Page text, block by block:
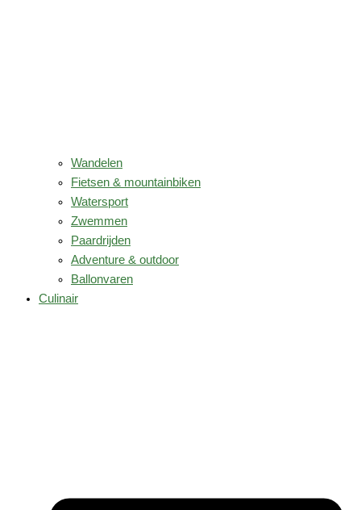
Wandelen
Fietsen & mountainbiken
Watersport
Zwemmen
Paardrijden
Adventure & outdoor
Ballonvaren
Culinair